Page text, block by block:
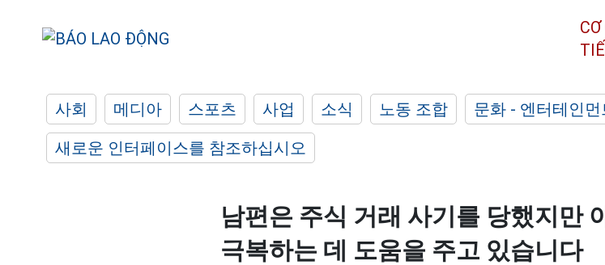
사회 메디아 스포츠 사업 소식 노동 조합 문화 - 엔터테인먼
새로운 인터페이스를 참조하십시오
남편은 주식 거래 사기를 당했지만
극복하는 데 도움을 주고 있습니다